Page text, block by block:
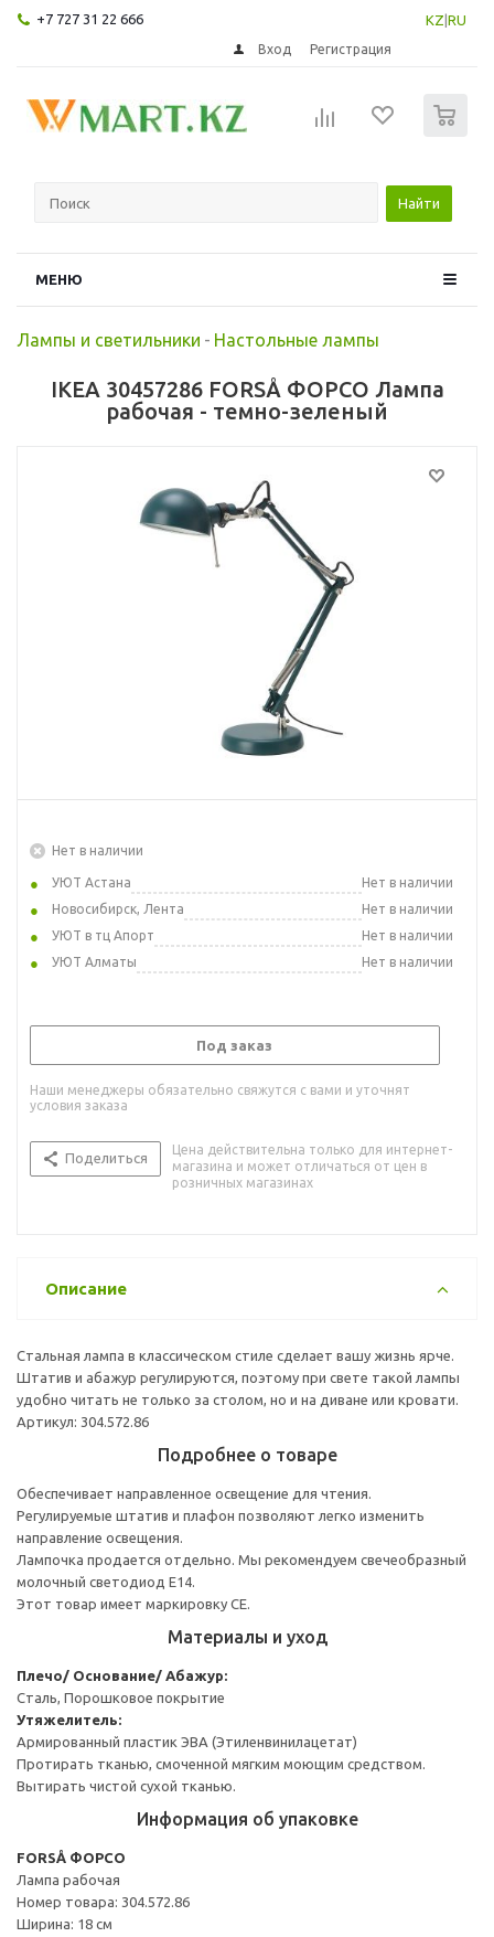
+7 727 31 22 666 KZ RU
Вход Регистрация
Найти
МЕНЮ
Лампы и светильники - Настольные лампы
IKEA 30457286 FORSÅ ФОРСО Лампа
рабочая - темно-зеленый
Нет в наличии
УЮТ Астана
Нет в наличии
Новосибирск, Лента
Нет в наличии
УЮТ в тц Апорт
Нет в наличии
УЮТ Алматы
Нет в наличии
Под заказ
Наши менеджеры обязательно свяжутся с вами и уточнят
условия заказа
Поделиться
Цена действительна только для интернет-
магазина и может отличаться от цен в
розничных магазинах
Описание
Стальная лампа в классическом стиле сделает вашу жизнь ярче.
Штатив и абажур регулируются, поэтому при свете такой лампы
удобно читать не только за столом, но и на диване или кровати.
Артикул: 304.572.86
Подробнее о товаре
Обеспечивает направленное освещение для чтения.
Регулируемые штатив и плафон позволяют легко изменить
направление освещения.
Лампочка продается отдельно. Мы рекомендуем свечеобразный
молочный светодиод Е14.
Этот товар имеет маркировку CE.
Материалы и уход
Плечо/ Основание/ Абажур:
Сталь, Порошковое покрытие
Утяжелитель:
Армированный пластик ЭВА (Этиленвинилацетат)
Протирать тканью, смоченной мягким моющим средством.
Вытирать чистой сухой тканью.
Информация об упаковке
FORSÅ ФОРСО
Лампа рабочая
Номер товара: 304.572.86
Ширина: 18 см